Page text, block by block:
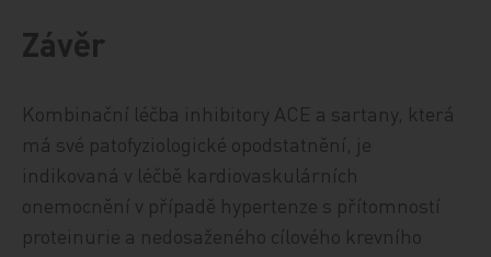
Závěr
Kombinační léčba inhibitory ACE a sartany, která
má své patofyziologické opodstatnění, je
indikovaná v léčbě kardiovaskulárních
onemocnění v případě hypertenze s přítomností
proteinurie a nedosaženého cílového krevního